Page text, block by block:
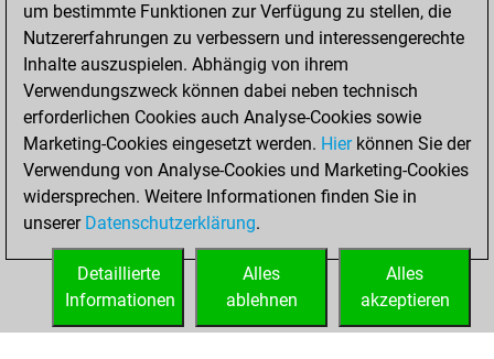
You played 28
blitz games
Play
You scored +5
=0 -23 in blitz
Dienstag, Januar
26, 2021
You created
your Fritz account
um bestimmte Funktionen zur Verfügung zu stellen, die
Nutzererfahrungen zu verbessern und interessengerechte
Inhalte auszuspielen. Abhängig von ihrem
Verwendungszweck können dabei neben technisch
erforderlichen Cookies auch Analyse-Cookies sowie
Marketing-Cookies eingesetzt werden. Hierkönnen Sie der
Verwendung von Analyse-Cookies und Marketing-Cookies
widersprechen. Weitere Informationen finden Sie in
unserer Datenschutzerklärung.
Alles
akzeptieren
Alles
ablehnen
Detaillierte
Informationen